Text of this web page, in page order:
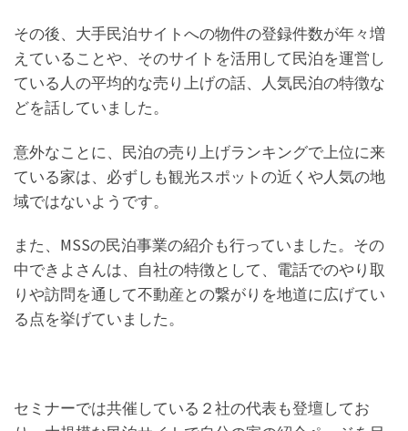
その後、大手民泊サイトへの物件の登録件数が年々増
えていることや、そのサイトを活用して民泊を運営し
ている人の平均的な売り上げの話、人気民泊の特徴な
どを話していました。
意外なことに、民泊の売り上げランキングで上位に来
ている家は、必ずしも観光スポットの近くや人気の地
域ではないようです。
また、MSSの民泊事業の紹介も行っていました。その
中できよさんは、自社の特徴として、電話でのやり取
りや訪問を通して不動産との繋がりを地道に広げてい
る点を挙げていました。
セミナーでは共催している２社の代表も登壇してお